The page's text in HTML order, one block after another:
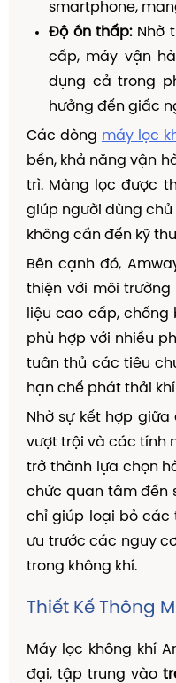
smartphone,
Độ ồn thấp:Nhờ
cấp, máy vận
dụng cả trong
hưởng đến giấc
Các dòng máy lọc
bền, khả năng vận
trì. Màng lọc được
giúp người dùng chủ
không cần đến kỹ
Bên cạnh đó,
thiện với môi
liệu cao cấp,
phù hợp với nhiều
tuân thủ các tiêu
hạn chế phát thải
Nhờ sự kết hợp giữa
vượt trội và các tính
trở thành lựa chọn
chức quan tâm đến
chỉ giúp loại bỏ các
ưu trước các nguy
trong không khí.
Thiết Kế Thông
Máy lọc không khí
đại, tập trung vào